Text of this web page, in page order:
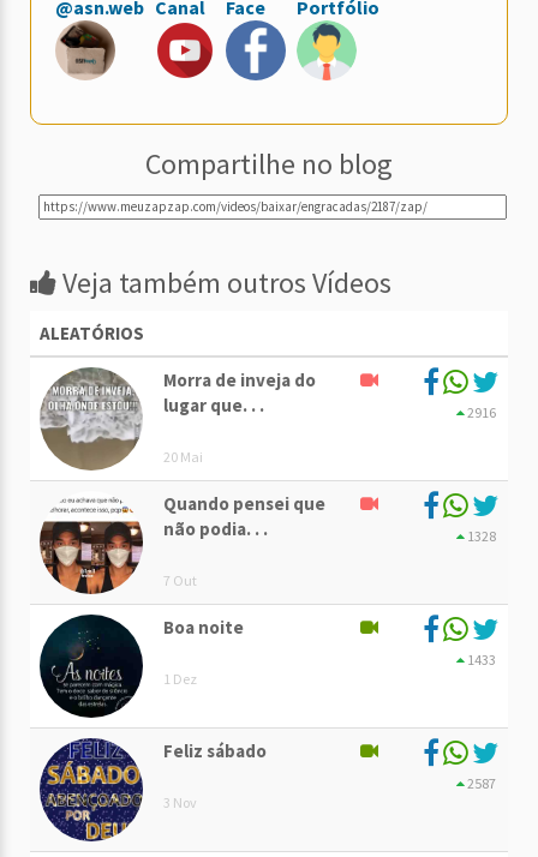
@asn.web Canal Face Portfólio
Compartilhe no blog
Veja também outros Vídeos
ALEATÓRIOS
Morra de inveja do
lugar que. . .
20 Mai
2916
Quando pensei que
não podia. . .
7 Out
1328
Boa noite
1 Dez
1433
Feliz sábado
3 Nov
2587